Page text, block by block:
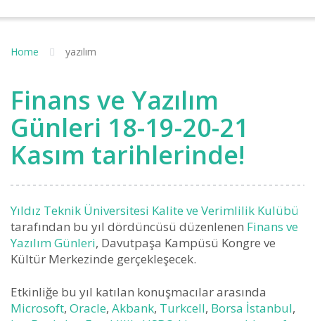
Home yazılım
Finans ve Yazılım
Günleri 18-19-20-21
Kasım tarihlerinde!
Yıldız Teknik Üniversitesi Kalite ve Verimlilik Kulübü
tarafından bu yıl dördüncüsü düzenlenen Finans ve
Yazılım Günleri, Davutpaşa Kampüsü Kongre ve
Kültür Merkezinde gerçekleşecek.
Etkinliğe bu yıl katılan konuşmacılar arasında
Microsoft, Oracle, Akbank, Turkcell, Borsa İstanbul,